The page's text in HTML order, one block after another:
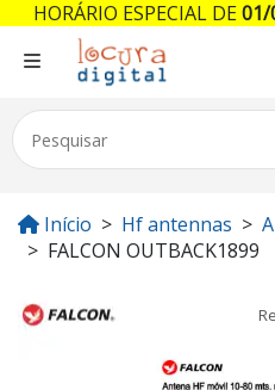
Início Hf antennas
FALCON OUTBACK1899
HORÁRIO ESPECIAL DE01/